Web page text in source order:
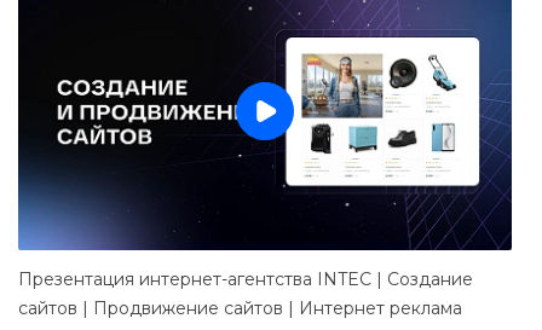
Презентация интернет-агентства INTEC | Создание
сайтов | Продвижение сайтов | Интернет реклама